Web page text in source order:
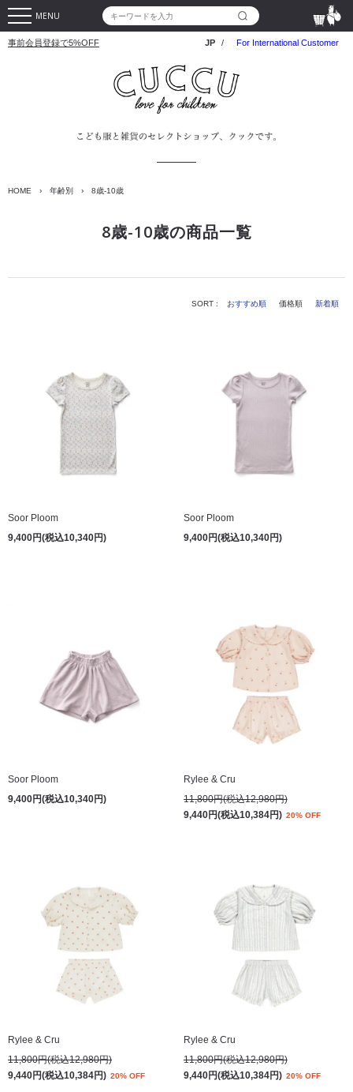
MENU
事前会員登録で5%OFF JP / For International Customer
HOME › 年齢別 › 8歳-10歳
8歳-10歳の商品一覧
SORT : おすすめ順 価格順 新着順
Soor Ploom
9,400円(税込10,340円)
Soor Ploom
9,400円(税込10,340円)
Soor Ploom
9,400円(税込10,340円)
Rylee & Cru
11,800円(税込12,980円)
9,440円(税込10,384円) 20% OFF
Rylee & Cru
11,800円(税込12,980円)
9,440円(税込10,384円) 20% OFF
Rylee & Cru
11,800円(税込12,980円)
9,440円(税込10,384円) 20% OFF